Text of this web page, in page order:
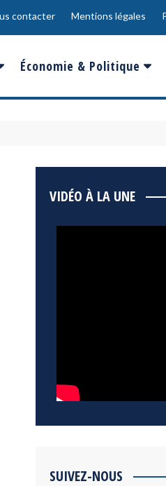
contacter Mentions légales
& Placements
Économie & Politique
France
VIDÉO À LA UNE
SUIVEZ-NOUS